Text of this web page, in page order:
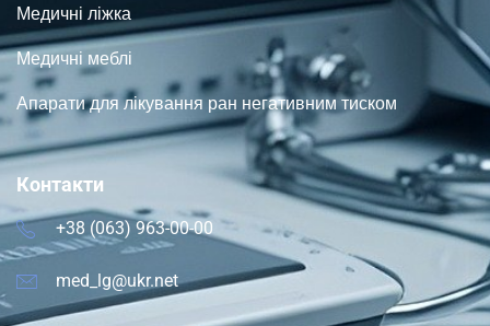
Медичні ліжка
Медичні меблі
Апарати для лікування ран негативним тиском
Контакти
+38 (063) 963-00-00
med_lg@ukr.net